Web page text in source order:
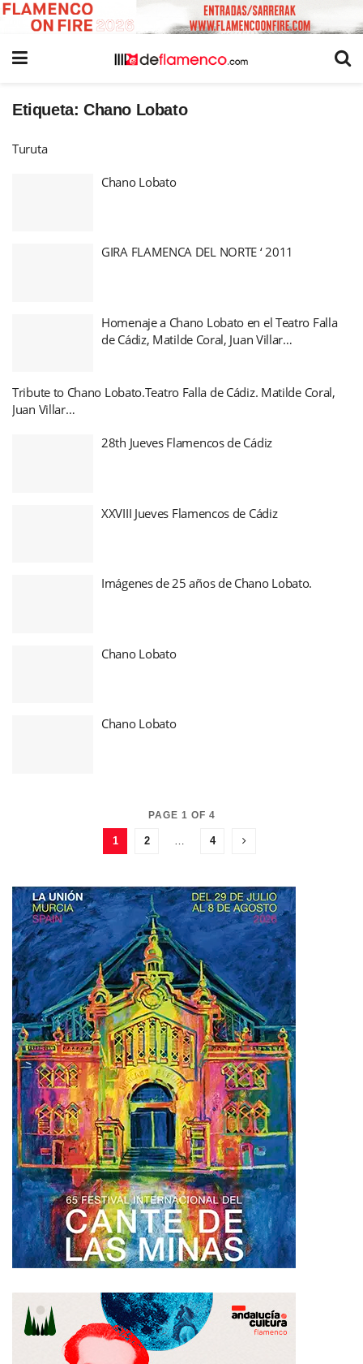
Etiqueta: Chano Lobato
Turuta
Chano Lobato
GIRA FLAMENCA DEL NORTE ‘ 2011
Homenaje a Chano Lobato en el Teatro Falla
de Cádiz, Matilde Coral, Juan Villar…
Tribute to Chano Lobato.Teatro Falla de Cádiz. Matilde Coral,
Juan Villar…
28th Jueves Flamencos de Cádiz
XXVIII Jueves Flamencos de Cádiz
Imágenes de 25 años de Chano Lobato.
Chano Lobato
Chano Lobato
PAGE 1 OF 4
1 2 4